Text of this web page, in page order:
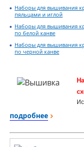
Наборы для вышивания
пяльцами и иглой
Наборы для вышивания
по белой канве
Наборы для вышивания
по черной канве
подробнее